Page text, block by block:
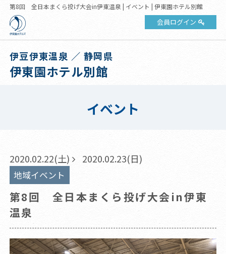
第8回 全日本まくら投げ大会in伊東温泉 | イベント | 伊東園ホテル別館
会員ログイン
伊豆伊東温泉 ／ 静岡県
伊東園ホテル別館
イベント
2020.02.22(土) 2020.02.23(日)
地域イベント
第8回 全日本まくら投げ大会in伊東
温泉